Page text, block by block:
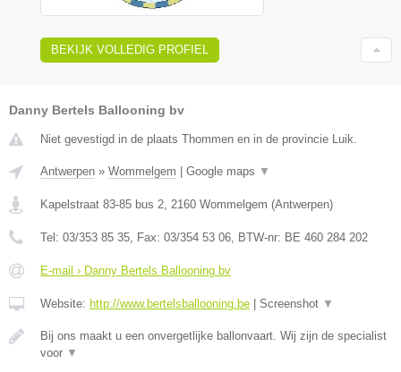
BEKIJK VOLLEDIG PROFIEL
Danny Bertels Ballooning bv
Niet gevestigd in de plaats Thommen en in de provincie Luik.
Antwerpen » Wommelgem Google maps ▼
Kapelstraat 83-85 bus 2 2160 Wommelgem (Antwerpen)
Tel: 03/353 85 35 , Fax: 03/354 53 06 , BTW-nr: BE 460 284 202
E-mail › Danny Bertels Ballooning bv
Website: http://www.bertelsballooning.be Screenshot ▼
Bij ons maakt u een onvergetlijke ballonvaart. Wij zijn de specialist
voor ▼